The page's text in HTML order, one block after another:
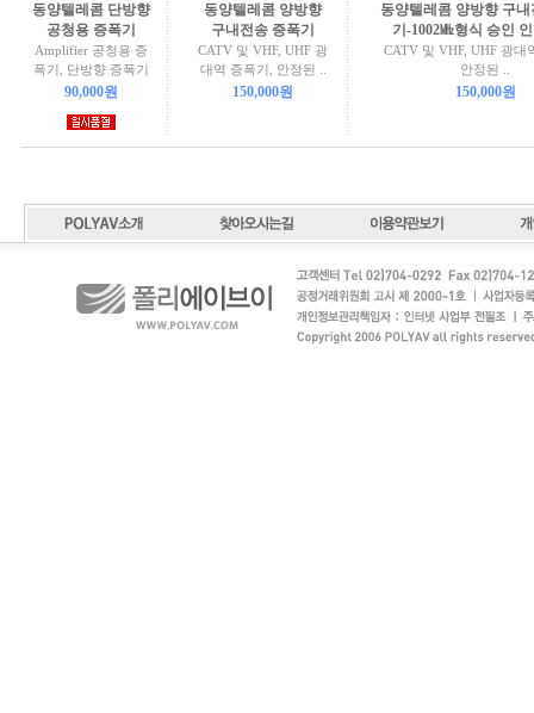
동양텔레콤 단방향
공청용 증폭기
Amplifier 공청용 증
폭기, 단방향 증폭기
90,000원
동양텔레콤 양방향
구내전송 증폭기
CATV 및 VHF, UHF 광
대역 증폭기, 안정된 ..
150,000원
동양텔레콤 양방향 구내
기-1002㎒형식 승인
CATV 및 VHF, UHF 광대
안정된 ..
150,000원